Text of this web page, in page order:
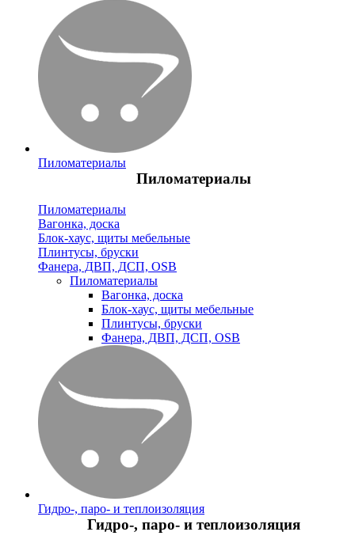
Пиломатериалы
Пиломатериалы
Пиломатериалы
Вагонка, доска
Блок-хаус, щиты мебельные
Плинтусы, бруски
Фанера, ДВП, ДСП, OSB
Пиломатериалы
Вагонка, доска
Блок-хаус, щиты мебельные
Плинтусы, бруски
Фанера, ДВП, ДСП, OSB
Гидро-, паро- и теплоизоляция
Гидро-, паро- и теплоизоляция